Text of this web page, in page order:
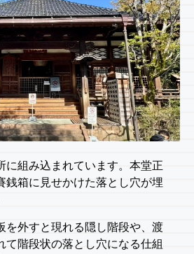
に組み込まれています。本堂正
銭箱に見せかけた落とし穴が埋
を外すと現れる隠し階段や、渡
て階段状の落とし穴になる仕組